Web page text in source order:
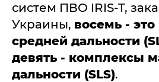
систем ПВО IRIS-T,
Украины, восемь -
средней дальности
девять - комплексы
дальности (SLS).